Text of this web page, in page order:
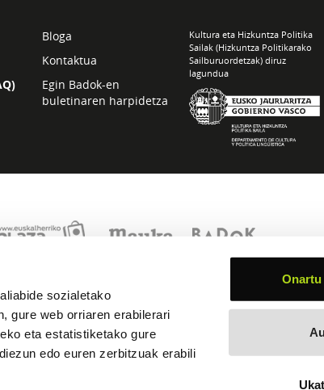
sozialetako
gure web orriaren erabilerari
eta estatistiketako gure
edo euren zerbitzuak erabili
Bloga
Kontaktua
Egin Badok-en
buletinaren harpidetza
Kultura eta Hizkuntza Politika
Sailak (Hizkuntza Politikarako
Sailburuordetzak) diruz
lagundua
politika